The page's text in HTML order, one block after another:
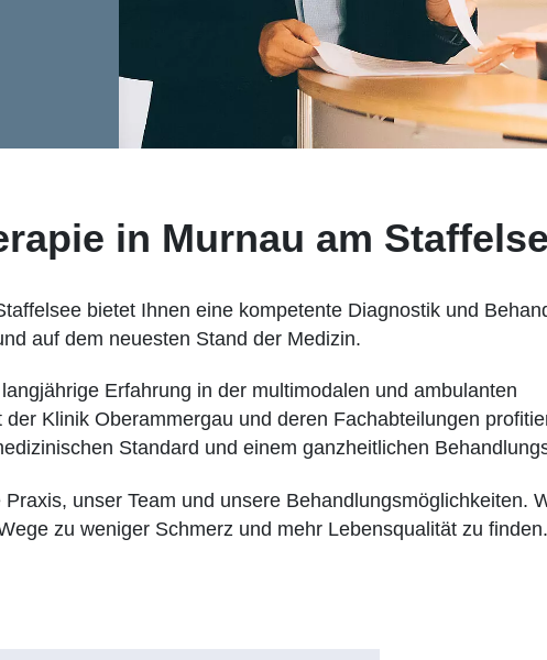
in Murnau am
bietet Ihnen eine kompetente Diagnostik und
auf dem neuesten Stand der Medizin.
Erfahrung in der multimodalen und ambulanten
Klinik Oberammergau und deren Fachabteilungen
Standard und einem ganzheitlichen
unser Team und unsere Behandlungsmöglichkeiten.
zu weniger Schmerz und mehr Lebensqualität zu finden.